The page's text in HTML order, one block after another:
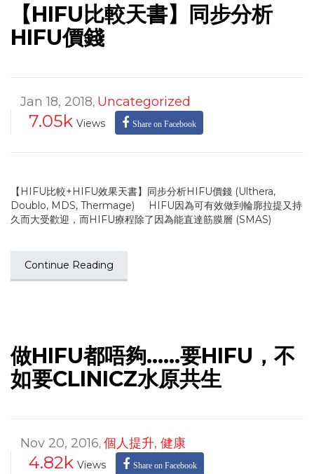
【HIFU比較天書】同步分析
HIFU價錢
Jan 18, 2018, Uncategorized
7.05k Views Share on Facebook
【HIFU比較+HIFU效果天書】同步分析HIFU價錢 (Ulthera,
Doublo, MDS, Thermage) HIFU因為可有效做到輪廓拉提又持
久而大受歡迎，而HIFU療程除了因為能直達筋膜層 (SMAS)
Continue Reading
做HIFU都唔夠……要HIFU，不
如要CLINICZ水原共生
Nov 20, 2016, 個人提升, 健康
4.82k Views Share on Facebook